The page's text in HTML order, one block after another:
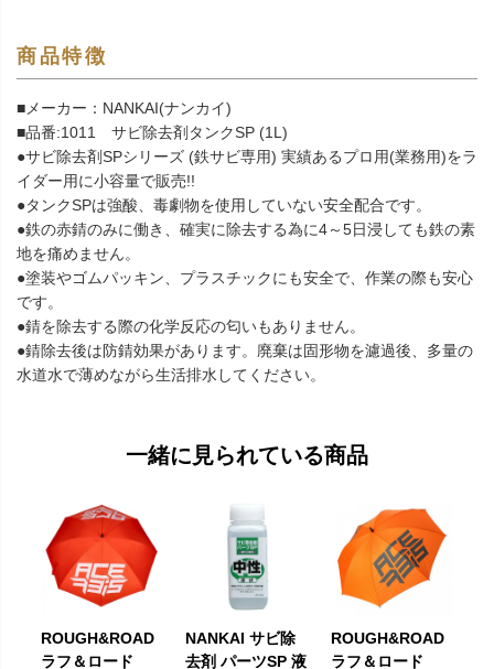
商品特徴
■メーカー：NANKAI(ナンカイ)
■品番:1011 サビ除去剤タンクSP (1L)
●サビ除去剤SPシリーズ (鉄サビ専用) 実績あるプロ用(業務用)をラ
イダー用に小容量で販売!!
●タンクSPは強酸、毒劇物を使用していない安全配合です。
●鉄の赤錆のみに働き、確実に除去する為に4～5日浸しても鉄の素
地を痛めません。
●塗装やゴムパッキン、プラスチックにも安全で、作業の際も安心
です。
●錆を除去する際の化学反応の匂いもありません。
●錆除去後は防錆効果があります。廃棄は固形物を濾過後、多量の
水道水で薄めながら生活排水してください。
一緒に見られている商品
ROUGH&ROAD
ラフ＆ロード
NANKAI サビ除
去剤 パーツSP 液
ROUGH&ROAD
ラフ＆ロード